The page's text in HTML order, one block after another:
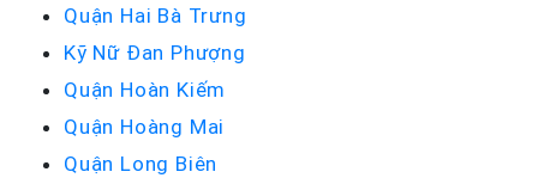
Quận Hai Bà Trưng
Kỹ Nữ Đan Phượng
Quận Hoàn Kiếm
Quận Hoàng Mai
Quận Long Biên